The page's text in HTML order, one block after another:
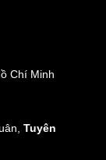
Chí Minh
Tuyên